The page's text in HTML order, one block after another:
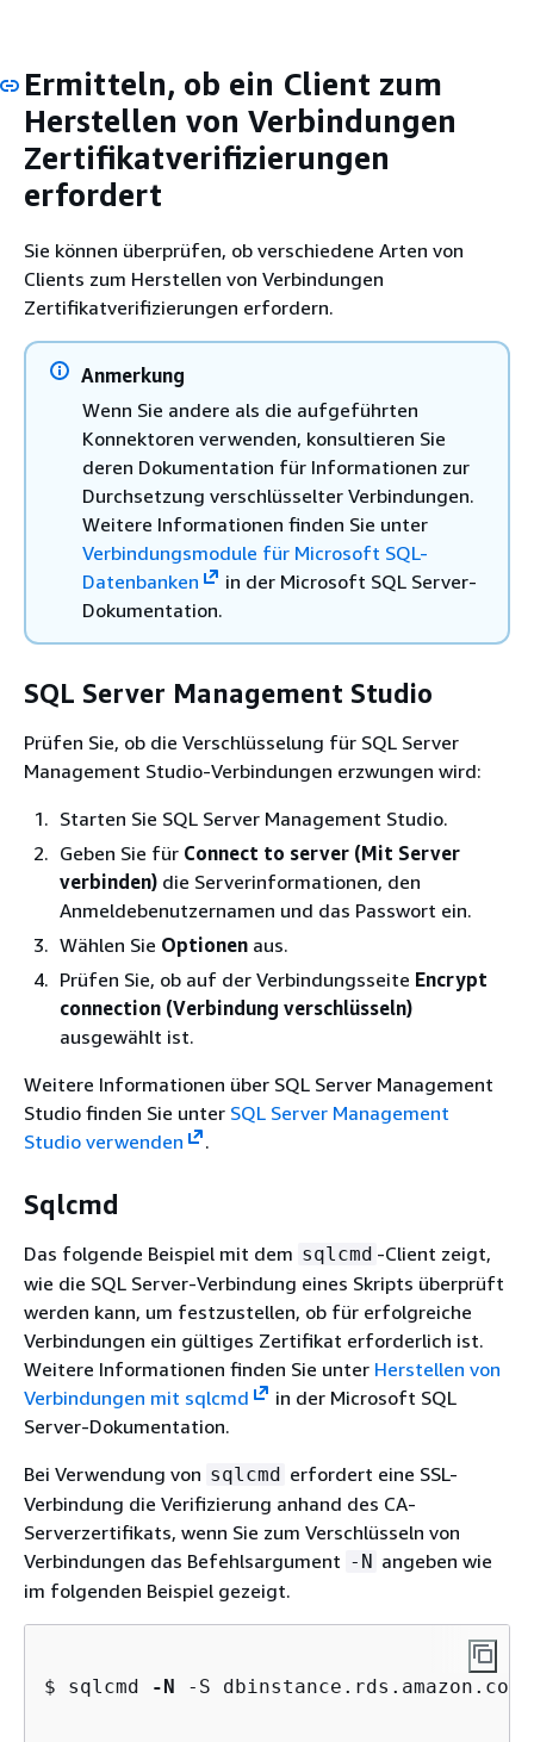
Ermitteln, ob ein Client zum
Herstellen von Verbindungen
Zertifikatverifizierungen
erfordert
Sie können überprüfen, ob verschiedene Arten von
Clients zum Herstellen von Verbindungen
Zertifikatverifizierungen erfordern.
Anmerkung
Wenn Sie andere als die aufgeführten
Konnektoren verwenden, konsultieren Sie
deren Dokumentation für Informationen zur
Durchsetzung verschlüsselter Verbindungen.
Weitere Informationen finden Sie unter
Verbindungsmodule für Microsoft SQL-
Datenbanken
in der Microsoft SQL Server-
Dokumentation.
SQL Server Management Studio
Prüfen Sie, ob die Verschlüsselung für SQL Server
Management Studio-Verbindungen erzwungen wird:
Starten Sie SQL Server Management Studio.
Geben Sie für Connect to server (Mit Server
verbinden) die Serverinformationen, den
Anmeldebenutzernamen und das Passwort ein.
Wählen Sie Optionen aus.
Prüfen Sie, ob auf der Verbindungsseite Encrypt
connection (Verbindung verschlüsseln)
ausgewählt ist.
Weitere Informationen über SQL Server Management
Studio finden Sie unter SQL Server Management
Studio verwenden
.
Sqlcmd
Das folgende Beispiel mit dem sqlcmd -Client zeigt,
wie die SQL Server-Verbindung eines Skripts überprüft
werden kann, um festzustellen, ob für erfolgreiche
Verbindungen ein gültiges Zertifikat erforderlich ist.
Weitere Informationen finden Sie unter Herstellen von
Verbindungen mit sqlcmd
in der Microsoft SQL
Server-Dokumentation.
Bei Verwendung von sqlcmd erfordert eine SSL-
Verbindung die Verifizierung anhand des CA-
Serverzertifikats, wenn Sie zum Verschlüsseln von
Verbindungen das Befehlsargument -N angeben wie
im folgenden Beispiel gezeigt.
$ sqlcmd -N -S